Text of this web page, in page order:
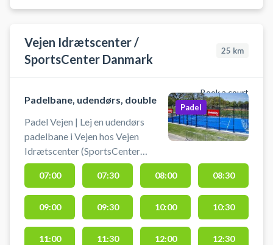
og køb af bolde.
Vejen Idrætscenter /
SportsCenter Danmark
25 km
Book a court
Padelbane, udendørs, double
Padel Vejen | Lej en udendørs
padelbane i Vejen hos Vejen
Idrætscenter (SportsCenter
Danmark). Book padelbane og spil
padel i Vejen på en udendørs
padelbane for 4 personer. Lej bat
og køb bolde i Sportsbooking /
receptionen, der ligger lige ved
hovedindgangen. #padel-vejen
Padel
07:00 07:30 08:00 08:30
09:00 09:30 10:00 10:30
11:00 11:30 12:00 12:30